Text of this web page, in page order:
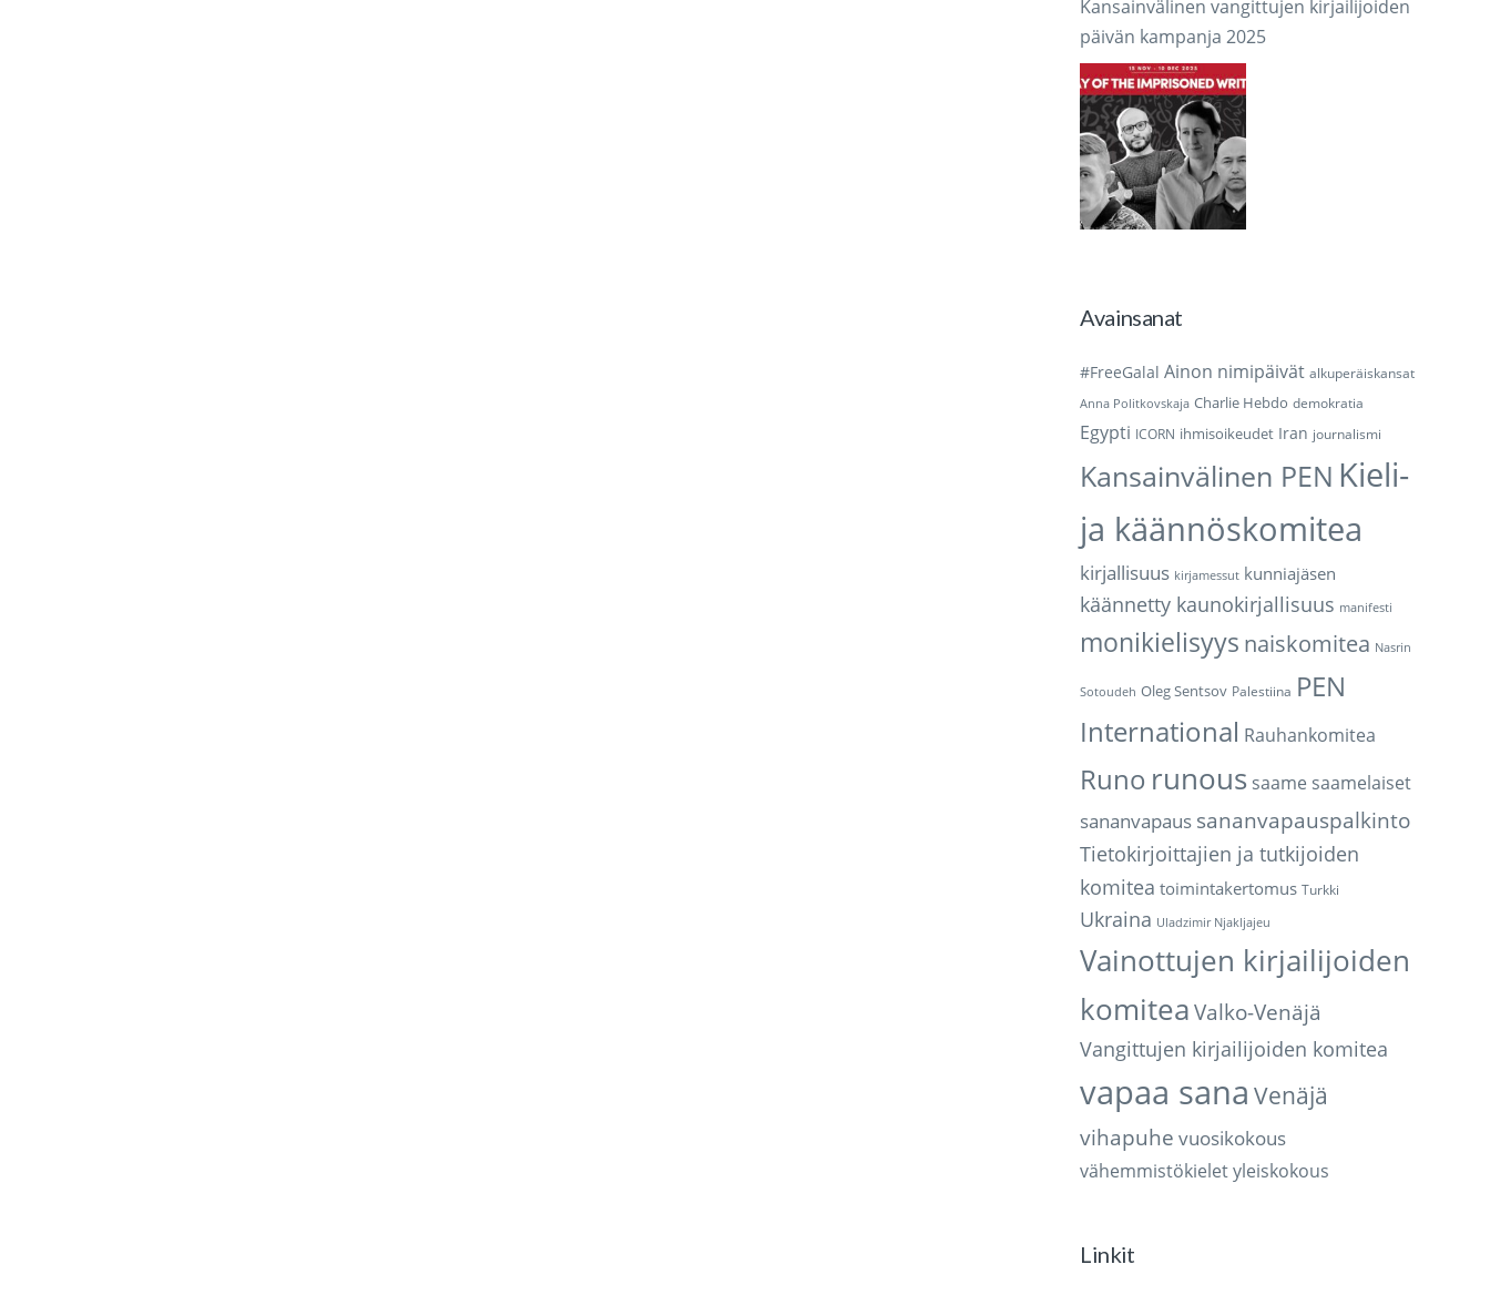
Kansainvälinen vangittujen kirjailijoiden
päivän kampanja 2025
Avainsanat
#FreeGalal Ainon nimipäivät alkuperäiskansat
Anna Politkovskaja Charlie Hebdo demokratia
Egypti ICORN ihmisoikeudet Iran journalismi
Kansainvälinen PEN Kieli-
ja käännöskomitea
kirjallisuus kirjamessut kunniajäsen
käännetty kaunokirjallisuus manifesti
monikielisyys naiskomitea Nasrin
Sotoudeh Oleg Sentsov Palestiina PEN
International Rauhankomitea
Runo runous saame saamelaiset
sananvapaus sananvapauspalkinto
Tietokirjoittajien ja tutkijoiden
komitea toimintakertomus Turkki
Ukraina Uladzimir Njakljajeu
Vainottujen kirjailijoiden
komitea Valko-Venäjä
Vangittujen kirjailijoiden komitea
vapaa sana Venäjä
vihapuhe vuosikokous
vähemmistökieletyleiskokous
Linkit